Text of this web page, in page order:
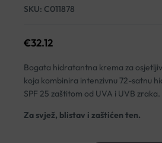
SKU: C011878
€32.12
Bogata hidratantna krema za
koja kombinira intenzivnu 72-satnu
SPF 25 zaštitom od UVA i UVB zraka.
Za svjež, blistav i zaštićen ten.